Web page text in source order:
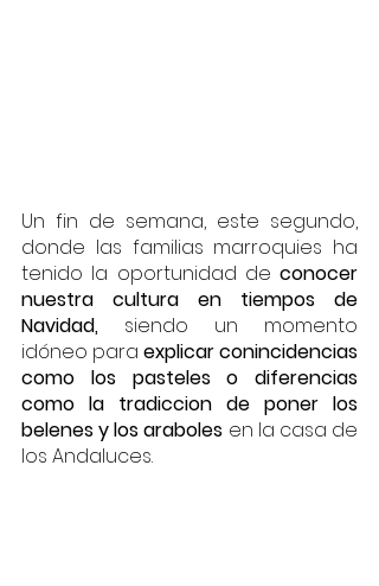
Un fin de semana, este segundo,
donde las familias marroquies ha
tenido la oportunidad de conocer
nuestra cultura en tiempos de
Navidad, siendo un momento
idóneo para explicar conincidencias
como los pasteles o diferencias
como la tradiccion de poner los
belenes y los araboles en la casa de
los Andaluces.